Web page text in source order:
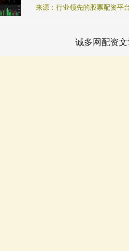
来源：行业领先的股票配资平
诚多网配资